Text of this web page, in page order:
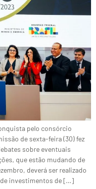
pelo consórcio
de sexta-feira (30) fez
sobre eventuais
que estão mudando de
deverá ser realizado
investimentos de […]